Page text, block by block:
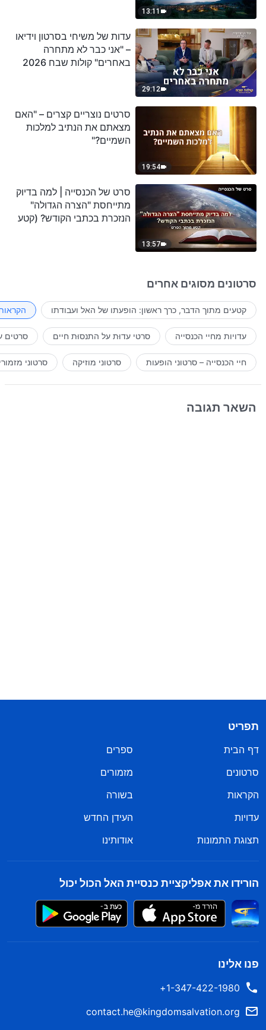
13:11
29:12
עדות של משיחי בסרטון וידיאו
– "אני כבר לא מתחרה
באחרים" קולות שבח 2026
19:54
סרטים נוצריים קצרים – "האם
מצאתם את הנתיב למלכות
השמיים?"
13:57
סרט של הכנסייה | למה בדיוק
מתייחסת "הצרה הגדולה"
הנזכרת בכתבי הקודש? (קטע
סרטונים מסוגים אחרים
קטעים מתוך הדבר, כרך ראשון: הופעתו של האל ועבודתו
עדויות מחיי הכנסייה סרטי עדוּת על התנסוּת חיים סרטים
חיי הכנסייה – סרטוני הופעות סרטוני מוזיקה סרטוני
השאר תגובה
תפריט
דף הבית
ספרים
סרטונים
מזמורים
הקראות
בשורה
עדויות
העידן החדש
תצוגת התמונות
אודותינו
הורידו את אפליקציית כנסיית האל הכול יכול
פנו אלינו
1-347-422-1980+
contact.he@kingdomsalvation.org